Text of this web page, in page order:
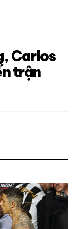
Carlos
trận